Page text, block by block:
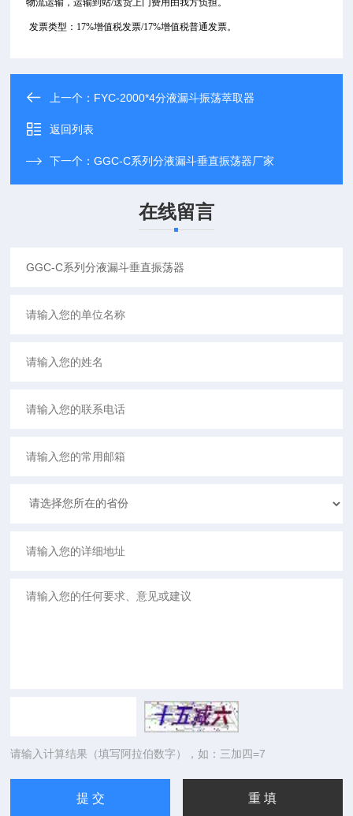
物流运输，运输到站/送货上门费用由我方负担。
发票类型： 17%增值税发票/17%增值税普通发票。
上一个： FYC-2000*4分液漏斗振荡萃取器
返回列表
下一个：GGC-C系列分液漏斗垂直振荡器厂家
在线留言
请输入计算结果（填写阿拉伯数字），如：三加四=7